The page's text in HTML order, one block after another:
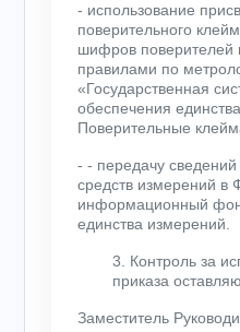
- использование
поверительного
шифров поверителей
правилами по
«Государственная
обеспечения
Поверительные
- - передачу сведений
средств измерений в
информационный
единства измерений.
3. Контроль за
приказа
Заместитель